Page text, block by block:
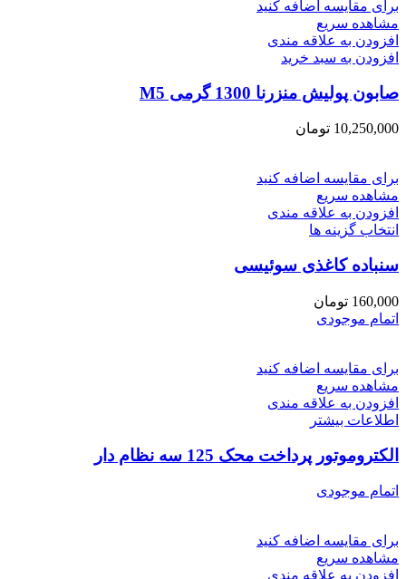
برای مقایسه اضافه کنید
مشاهده سریع
افزودن به علاقه مندی
افزودن به سبد خرید
صابون پولیش منزرنا 1300 گرمی M5
10,250,000 تومان
برای مقایسه اضافه کنید
مشاهده سریع
افزودن به علاقه مندی
انتخاب گزینه ها
دارای
ها
است
محصول
انتخاب
سنباده کاغذی سوئیسی
160,000 تومان
اتمام موجودی
برای مقایسه اضافه کنید
مشاهده سریع
افزودن به علاقه مندی
اطلاعات بیشتر
الکتروموتور پرداخت محک 125 سه نظام دار
اتمام موجودی
برای مقایسه اضافه کنید
مشاهده سریع
افزودن به علاقه مندی